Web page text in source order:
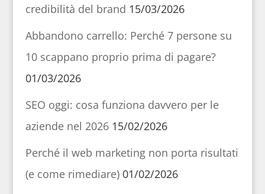
credibilità del brand 15/03/2026
Abbandono carrello: Perché 7 persone su
10 scappano proprio prima di pagare?
01/03/2026
SEO oggi: cosa funziona davvero per le
aziende nel 2026 15/02/2026
Perché il web marketing non porta risultati
(e come rimediare) 01/02/2026